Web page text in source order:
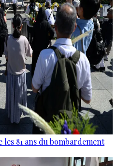
81 ans du bombardement